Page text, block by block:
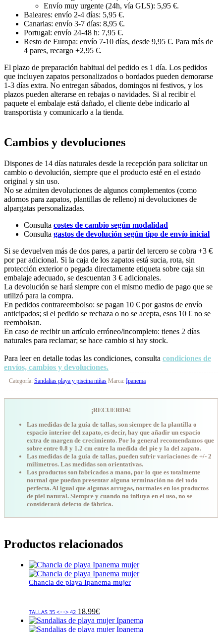
Envío muy urgente (24h, vía GLS): 5,95 €.
Baleares: envío 2-4 días: 5,95 €.
Canarias: envío 3-7 días: 8,95 €.
Portugal: envío 24-48 h: 7,95 €.
Resto de Europa: envío 7-10 días, desde 9,95 €. Para más de
4 pares, recargo +2,95 €.
El plazo de preparación habitual del pedido es 1 día. Los pedidos
que incluyen zapatos personalizados o bordados pueden demorarse
1-3 días extra. No entregan sábados, domingos ni festivos, y los
plazos pueden alterarse en rebajas o navidades. Si al recibir el
paquete el embalaje está dañado, el cliente debe indicarlo al
transportista y comunicarlo a la tienda.
Cambios y devoluciones
Dispones de 14 días naturales desde la recepción para solicitar un
cambio o devolución, siempre que el producto esté en el estado
original y sin uso.
No se admiten devoluciones de algunos complementos (como
adornos para zapatos, plantillas de relleno) ni devoluciones de
alpargatas personalizadas.
Consulta costes de cambio según modalidad
Consulta gastos de devolución según tipo de envío inicial
Si se devuelven más de dos pares, a partir del tercero se cobra +3 €
por par adicional. Si la caja de los zapatos está sucia, rota, sin
protección exterior o pegada directamente etiqueta sobre caja sin
embalaje adecuado, se descuentan 3 € adicionales.
La devolución se hará siempre con el mismo medio de pago que se
utilizó para la compra.
En pedidos contrareembolso: se pagan 10 € por gastos de envío
anticipados; si el pedido se rechaza o no se acepta, esos 10 € no se
reembolsan.
En caso de recibir un artículo erróneo/incompleto: tienes 2 días
naturales para reclamar; se hace cambio si hay stock.
Para leer en detalle todas las condiciones, consulta condiciones de
envíos, cambios y devoluciones.
Categoría: Sandalias playa y piscina niñas Marca: Ipanema
¡RECUERDA!
Las medidas de la guía de tallas, son siempre de la plantilla o
espacio interior del zapato, es decir, hay que añadir un espacio
extra de margen de crecimiento. Por lo general recomendamos que
sobre entre 0.8 y 1.2 cm entre la medida del pie y la del zapato.
Las medidas de la guía de tallas, pueden sufrir variaciones de +/- 2
milímetros. Las medidas son orientativas.
Los productos son fabricados a mano, por lo que es totalmente
normal que puedan presentar alguna terminación no del todo
perfecta. Al igual que algunas arrugas, normales en los productos
de piel natural. Siempre y cuando no influya en el uso, no se
considerará defecto de fábrica.
Productos relacionados
Chancla de playa Ipanema mujer
TALLAS 35 <····> 42 18.99€